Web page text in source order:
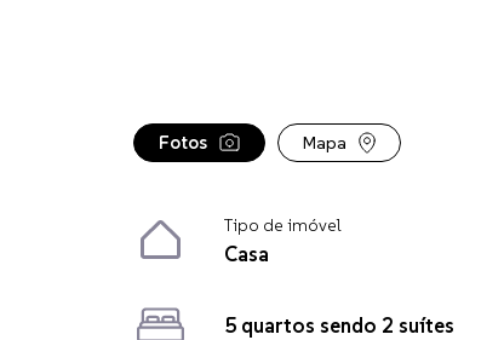
Fotos Mapa
Tipo de imóvel
Casa
5 quartos sendo 2 suítes